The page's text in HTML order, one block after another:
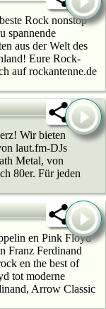
Rock nonstop
spannende
aus der Welt des
Eure Rock-
auf rockantenne.de
Wir bie­ten
laut.fm-DJs
Metal, von
80er. Für jeden
en Pink Floyd
Franz Ferdinand
en the best of
tot moderne
Arrow Classic